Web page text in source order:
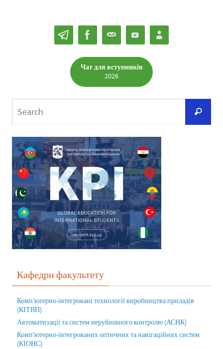
Чат для вступників
2026
Кафедри факультету
Комп’ютерно-інтегровані технології виробництва приладів
(КІТВП)
Автоматизації та систем неруйнівного контролю (АСНК)
Комп’ютерно-інтегрованих оптичних та навігаційних систем
(КІОНС)